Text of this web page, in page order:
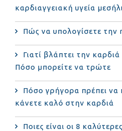
καρδιαγγειακή υγεία
Πώς να υπολογίσετε την
Γιατί βλάπτει την
Πόσο μπορείτε να τρώτε
Πόσο γρήγορα πρέπει να
κάνετε καλό στην καρδιά
Ποιες είναι οι 8